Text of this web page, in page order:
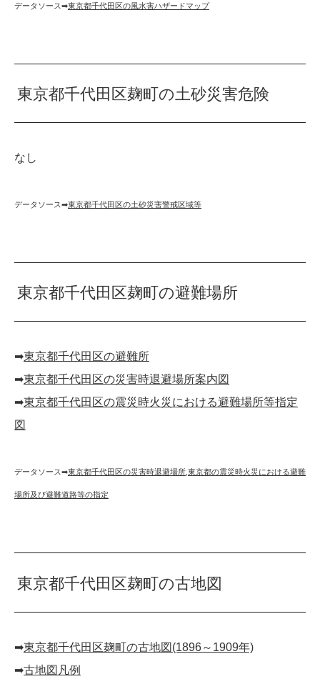
データソース➡︎東京都千代田区の風水害ハザードマップ
東京都千代田区麹町の土砂災害危険
なし
データソース➡︎東京都千代田区の土砂災害警戒区域等
東京都千代田区麹町の避難場所
➡︎東京都千代田区の避難所
➡︎東京都千代田区の災害時退避場所案内図
➡︎東京都千代田区の震災時火災における避難場所等指定
図
データソース➡︎東京都千代田区の災害時退避場所 東京都の震災時火災における避難
場所及び避難道路等の指定
東京都千代田区麹町の古地図
➡︎東京都千代田区麹町の古地図(1896～1909年)
➡︎古地図凡例